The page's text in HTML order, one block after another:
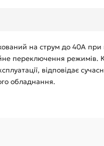
на струм до 40А при
переключення режимів.
відповідає
обладнання.